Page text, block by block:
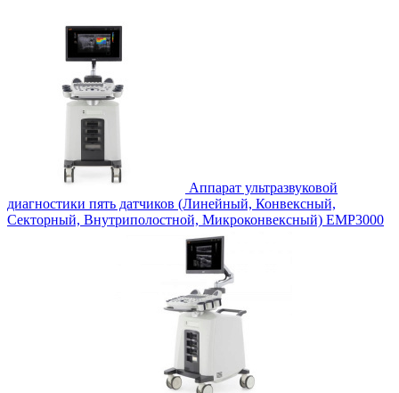
Аппарат ультразвуковой
диагностики пять датчиков (Линейный, Конвексный,
Секторный, Внутриполостной, Микроконвексный) ЕМР3000